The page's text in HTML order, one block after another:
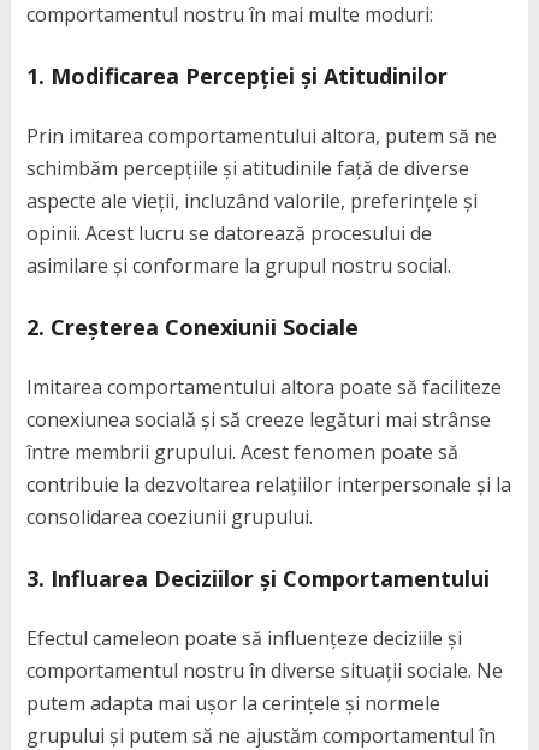
comportamentul nostru în mai multe moduri:
1. Modificarea Percepției și Atitudinilor
Prin imitarea comportamentului altora, putem să ne
schimbăm percepțiile și atitudinile față de diverse
aspecte ale vieții, incluzând valorile, preferințele și
opinii. Acest lucru se datorează procesului de
asimilare și conformare la grupul nostru social.
2. Creșterea Conexiunii Sociale
Imitarea comportamentului altora poate să faciliteze
conexiunea socială și să creeze legături mai strânse
între membrii grupului. Acest fenomen poate să
contribuie la dezvoltarea relațiilor interpersonale și la
consolidarea coeziunii grupului.
3. Influarea Deciziilor și Comportamentului
Efectul cameleon poate să influențeze deciziile și
comportamentul nostru în diverse situații sociale. Ne
putem adapta mai ușor la cerințele și normele
grupului și putem să ne ajustăm comportamentul în